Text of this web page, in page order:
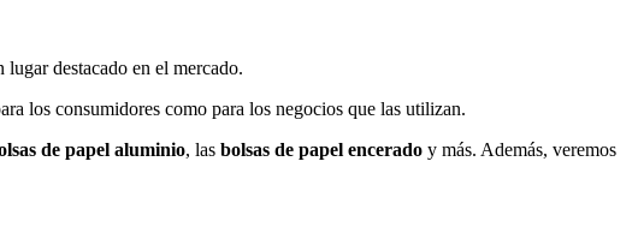
destacado en el mercado.
los consumidores como para los negocios que las utilizan.
de papel aluminio, las bolsas de papel encerado y más. Además, veremos